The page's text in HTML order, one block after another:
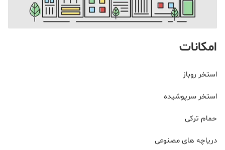
امکانات
استخر روباز
استخر سرپوشیده
حمام ترکی
دریاچه های مصنوعی